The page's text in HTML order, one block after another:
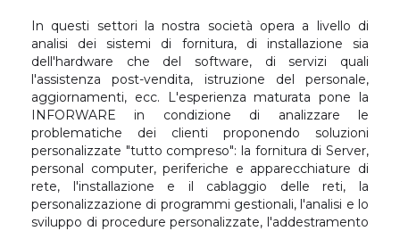
In questi settori la nostra società opera a livello di
analisi dei sistemi di fornitura, di installazione sia
dell'hardware che del software, di servizi quali
l'assistenza post-vendita, istruzione del personale,
aggiornamenti, ecc. L'esperienza maturata pone la
INFORWARE in condizione di analizzare le
problematiche dei clienti proponendo soluzioni
personalizzate "tutto compreso": la fornitura di Server,
personal computer, periferiche e apparecchiature di
rete, l'installazione e il cablaggio delle reti, la
personalizzazione di programmi gestionali, l'analisi e lo
sviluppo di procedure personalizzate, l'addestramento